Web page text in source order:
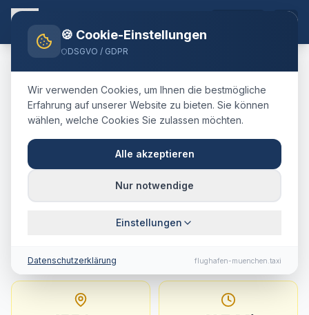
Home Blog TaxiSeefeld in TirolMünchen Airport
🇦🇹 Österreich·Bezirk Innsbruck-Land, Tirol
TaxiSeefeld in Tirol→
Flughafen München
Festpreis, Fahrtdauer &
Tipps
🍪 Cookie-Einstellungen
DSGVO / GDPR
Wir verwenden Cookies, um Ihnen die bestmögliche
Erfahrung auf unserer Website zu bieten. Sie können
wählen, welche Cookies Sie zulassen möchten.
Alle akzeptieren
Nur notwendige
Einstellungen
Datenschutzerklärung flughafen-muenchen.taxi